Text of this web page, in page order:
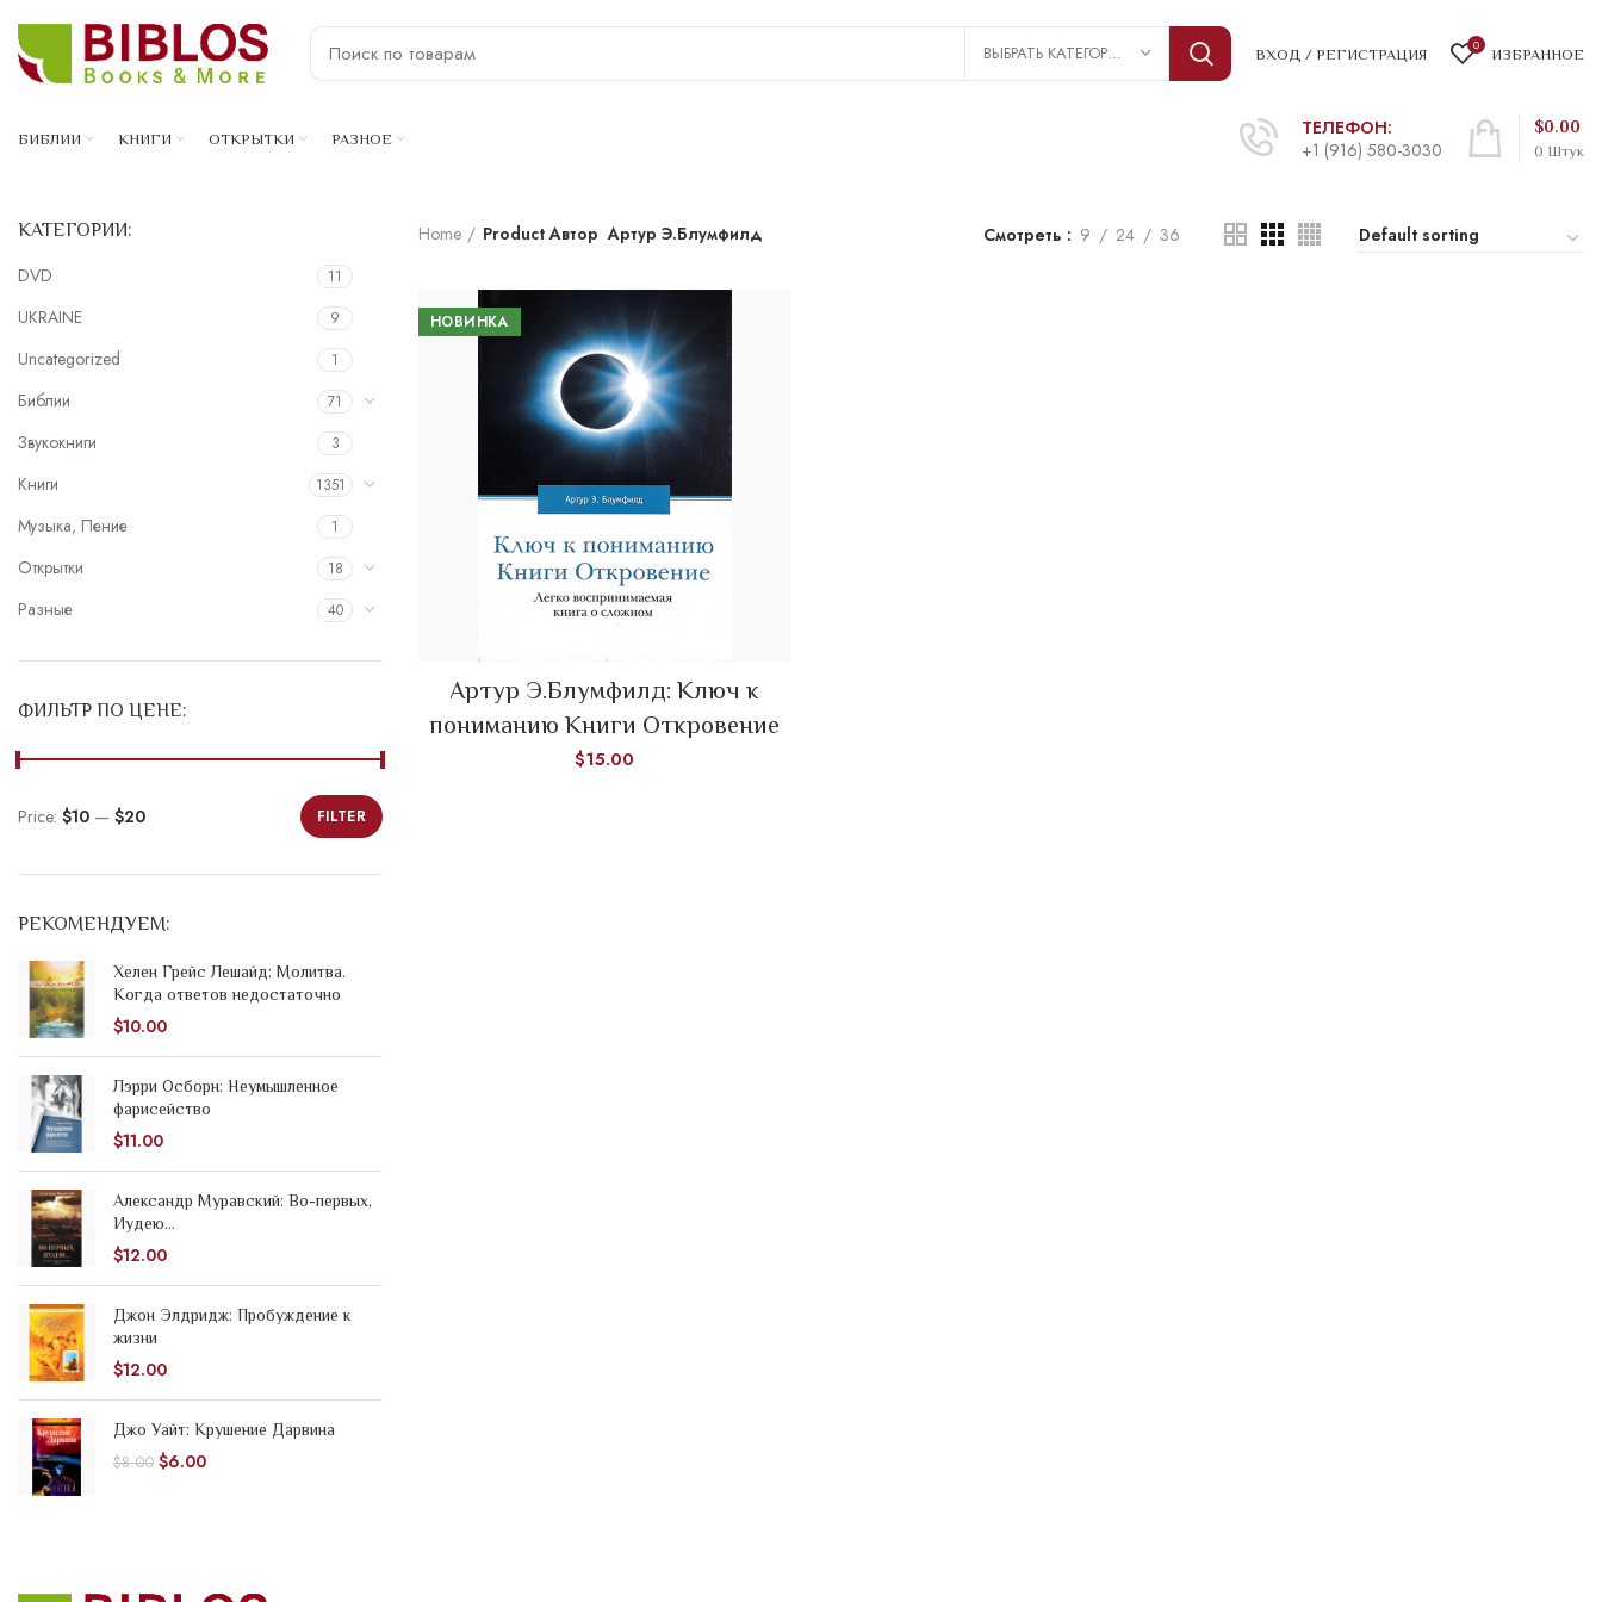
ВЫБРАТЬ КАТЕГОРИЮ ВХОД / РЕГИСТРАЦИЯ 0 ИЗБРАННОЕ
БИБЛИИ КНИГИ ОТКРЫТКИ РАЗНОЕ
ТЕЛЕФОН:
+1 (916) 580-3030
0 Штук
$0.00
КАТЕГОРИИ:
DVD 11
UKRAINE 9
Uncategorized 1
Библии 71
Звукокниги 3
Книги 1351
Музыка, Пение 1
Открытки 18
Разные 40
ФИЛЬТР ПО ЦЕНЕ:
FILTER
Price: $10 — $20
РЕКОМЕНДУЕМ:
Хелен Грейс Лешайд: Молитва.
Когда ответов недостаточно
$10.00
Лэрри Осборн: Неумышленное
фарисейство
$11.00
Александр Муравский: Во-первых,
Иудею...
$12.00
Джон Элдридж: Пробуждение к
жизни
$12.00
Джо Уайт: Крушение Дарвина
$8.00 $6.00
Home Product Автор Артур Э.Блумфилд Смотреть 9 24 36
НОВИНКА
ADD TO CART
Артур Э.Блумфилд: Ключ к
пониманию Книги Откровение
$15.00